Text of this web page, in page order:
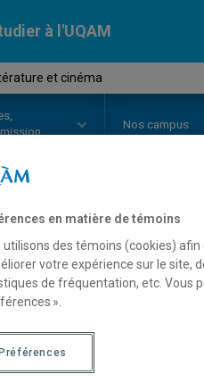
à l'UQAM
et cinéma
Nos campus
COURS//
Description
en matière de témoins
utilisons des témoins (cookies)
votre expérience sur le site,
de fréquentation, etc. Vous
».